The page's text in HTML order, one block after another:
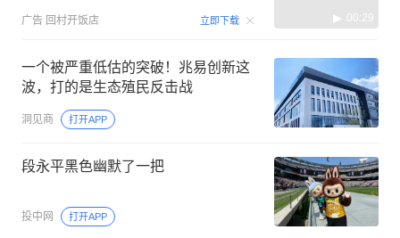
广告 回村开饭店 立即下载 00:29
一个被严重低估的突破！兆易创新这
波，打的是生态殖民反击战
洞见商 打开APP
段永平黑色幽默了一把
投中网 打开APP